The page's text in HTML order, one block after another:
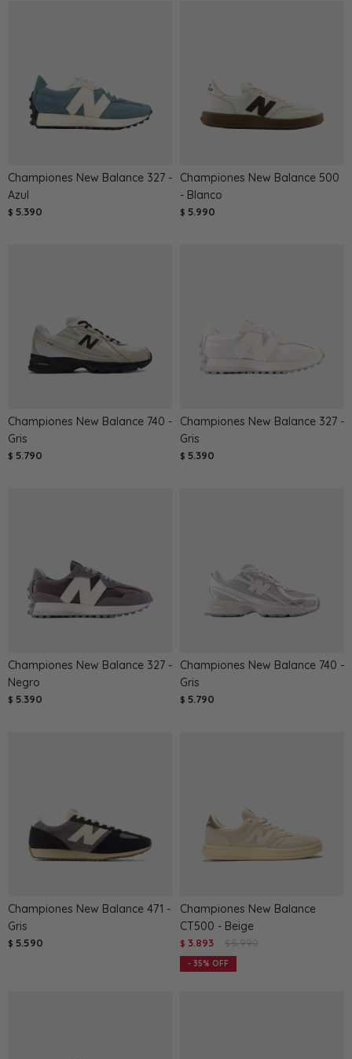
Championes New Balance 327 -
Azul
$ 5.390
Championes New Balance 500
- Blanco
$ 5.990
Championes New Balance 740 -
Gris
$ 5.790
Championes New Balance 327 -
Gris
$ 5.390
Championes New Balance 327 -
Negro
$ 5.390
Championes New Balance 740 -
Gris
$ 5.790
Championes New Balance 471 -
Gris
$ 5.590
Championes New Balance
CT500 - Beige
$ 3.893 $ 5.990
35